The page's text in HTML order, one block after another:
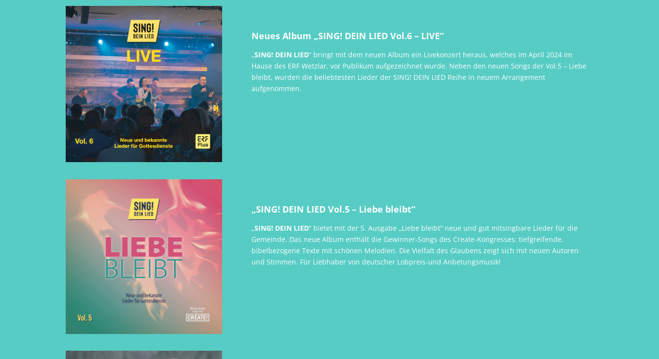
Neues Album „SING! DEIN LIED Vol.6 – LIVE“
„SING! DEIN LIED“ bringt mit dem neuen Album ein Livekonzert heraus, welches im April 2024 im
Hause des ERF Wetzlar, vor Publikum aufgezeichnet wurde. Neben den neuen Songs der Vol.5 – Liebe
bleibt, wurden die beliebtesten Lieder der SING! DEIN LIED Reihe in neuem Arrangement
aufgenommen.
„SING! DEIN LIED Vol.5 – Liebe bleibt“
„SING! DEIN LIED“ bietet mit der 5. Ausgabe „Liebe bleibt“ neue und gut mitsingbare Lieder für die
Gemeinde. Das neue Album enthält die Gewinner-Songs des Create-Kongresses: tiefgreifende,
bibelbezogene Texte mit schönen Melodien. Die Vielfalt des Glaubens zeigt sich mit neuen Autoren
und Stimmen. Für Liebhaber von deutscher Lobpreis-und Anbetungsmusik!